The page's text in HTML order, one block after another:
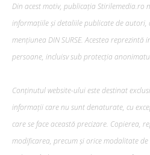
Din acest motiv, publicația Stirilemedia.ro
informațiile și detaliile publicate de autori,
mențiunea DIN SURSE. Acestea
persoane, incluisv sub protecția
Conținutul website-ului este destinat
informații care nu sunt denaturate, cu
care se face această precizare. Copierea,
modificarea, precum şi orice modalitate